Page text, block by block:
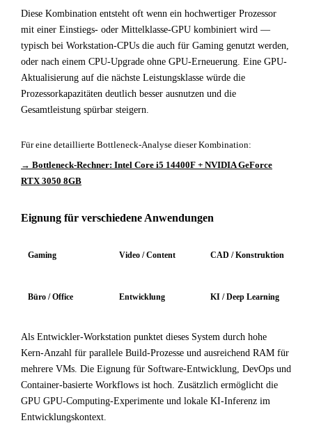
Diese Kombination entsteht oft wenn ein hochwertiger Prozessor
mit einer Einstiegs- oder Mittelklasse-GPU kombiniert wird —
typisch bei Workstation-CPUs die auch für Gaming genutzt werden,
oder nach einem CPU-Upgrade ohne GPU-Erneuerung. Eine GPU-
Aktualisierung auf die nächste Leistungsklasse würde die
Prozessorkapazitäten deutlich besser ausnutzen und die
Gesamtleistung spürbar steigern.
Für eine detaillierte Bottleneck-Analyse dieser Kombination:
→ Bottleneck-Rechner: Intel Core i5 14400F + NVIDIA GeForce
RTX 3050 8GB
Eignung für verschiedene Anwendungen
Gaming Video / Content CAD / Konstruktion
Büro / Office Entwicklung KI / Deep Learning
Als Entwickler-Workstation punktet dieses System durch hohe
Kern-Anzahl für parallele Build-Prozesse und ausreichend RAM für
mehrere VMs. Die Eignung für Software-Entwicklung, DevOps und
Container-basierte Workflows ist hoch. Zusätzlich ermöglicht die
GPU GPU-Computing-Experimente und lokale KI-Inferenz im
Entwicklungskontext.